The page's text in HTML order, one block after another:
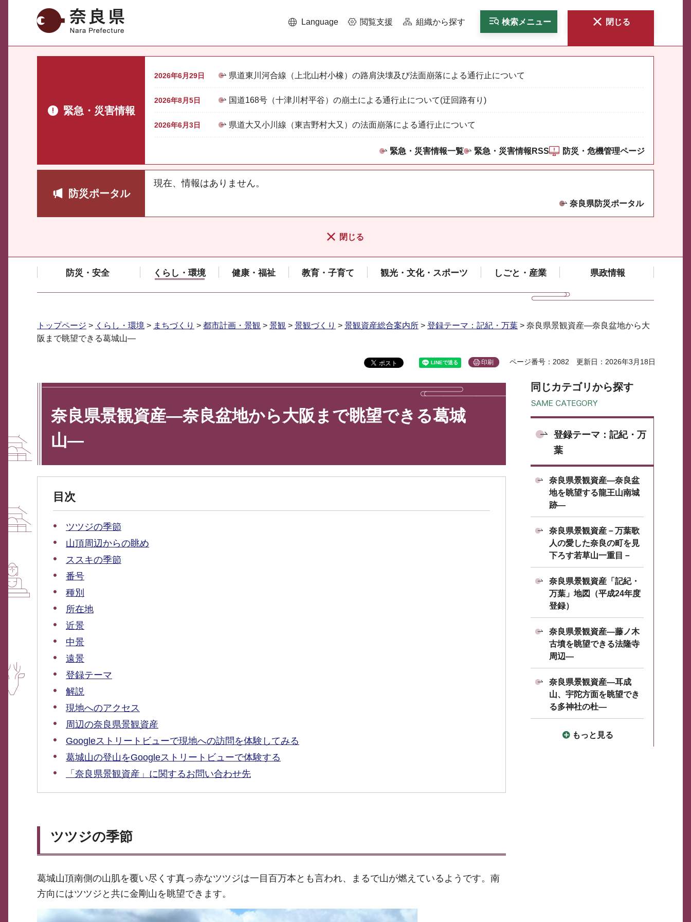
奈良県 Language 閲覧支援 組織から探す 検索メニュー 閉じる
緊急・災害情報
2026年6月29日 県道東川河合線（上北山村小橡）の路肩決壊及び法面崩落による通行止について
2026年8月5日 国道168号（十津川村平谷）の崩土による通行止について(迂回路有り)
2026年6月3日 県道大又小川線（東吉野村大又）の法面崩落による通行止について
緊急・災害情報一覧 緊急・災害情報RSS 防災・危機管理ページ
防災ポータル
現在、情報はありません。
奈良県防災ポータル
閉じる
防災・安全 くらし・環境 健康・福祉 教育・子育て 観光・文化・スポーツ しごと・産業 県政情報
トップページ > くらし・環境 > まちづくり > 都市計画・景観 > 景観 > 景観づくり > 景観資産総合案内所 > 登録テーマ：記紀・万葉 > 奈良県景観資産―奈良盆地から大
阪まで眺望できる葛城山―
印刷 ページ番号：2082 更新日：2026年3月18日
奈良県景観資産―奈良盆地から大阪まで眺望できる葛城
山―
目次
ツツジの季節
山頂周辺からの眺め
ススキの季節
番号
種別
所在地
近景
中景
遠景
登録テーマ
解説
現地へのアクセス
周辺の奈良県景観資産
Googleストリートビューで現地への訪問を体験してみる
葛城山の登山をGoogleストリートビューで体験する
「奈良県景観資産」に関するお問い合わせ先
ツツジの季節
葛城山頂南側の山肌を覆い尽くす真っ赤なツツジは一目百万本とも言われ、まるで山が燃えているようです。南
方向にはツツジと共に金剛山を眺望できます。
同じカテゴリから探す
登録テーマ：記紀・万
葉
奈良県景観資産―奈良盆
地を眺望する龍王山南城
跡―
奈良県景観資産－万葉歌
人の愛した奈良の町を見
下ろす若草山一重目－
奈良県景観資産「記紀・
万葉」地図（平成24年度
登録）
奈良県景観資産―藤ノ木
古墳を眺望できる法隆寺
周辺―
奈良県景観資産―耳成
山、宇陀方面を眺望でき
る多神社の杜―
もっと見る